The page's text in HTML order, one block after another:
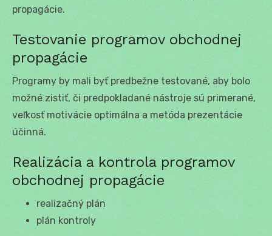
propagácie.
Testovanie programov obchodnej
propagácie
Programy by mali byť predbežne testované, aby bolo
možné zistiť, či predpokladané nástroje sú primerané,
veľkosť motivácie optimálna a metóda prezentácie
účinná.
Realizácia a kontrola programov
obchodnej propagácie
realizačný plán
plán kontroly